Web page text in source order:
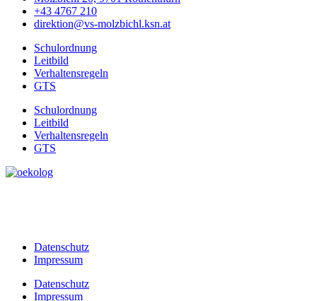
+43 4767 210
direktion@vs-molzbichl.ksn.at
Schulordnung
Leitbild
Verhaltensregeln
GTS
Schulordnung
Leitbild
Verhaltensregeln
GTS
Datenschutz
Impressum
Datenschutz
Impressum